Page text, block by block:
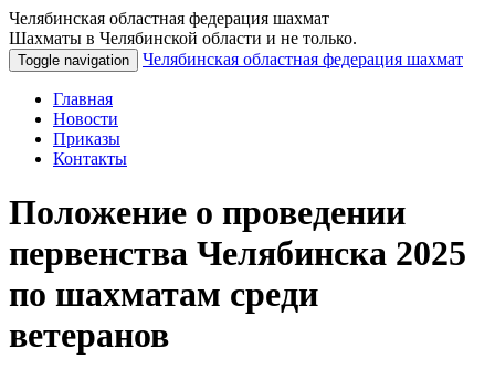
Челябинская областная федерация шахмат
Шахматы в Челябинской области и не только.
Toggle navigation Челябинская областная федерация шахмат
Главная
Новости
Приказы
Контакты
Положение о проведении
первенства Челябинска 2025
по шахматам среди
ветеранов